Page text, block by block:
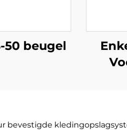
50 beugel
bevestigde